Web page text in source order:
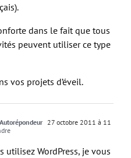
dans le fait que tous
peuvent utiliser ce type
vos projets d’éveil.
27 octobre 2011 à 11
utilisez WordPress, je vous